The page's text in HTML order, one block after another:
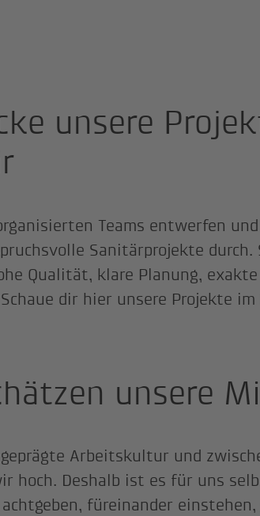
unsere
Teams entwerfen
Sanitärprojekte durch.
Qualität, klare Planung, exakte
dir hier unsere Projekte
unsere
Arbeitskultur und
hoch. Deshalb ist es für uns
füreinander